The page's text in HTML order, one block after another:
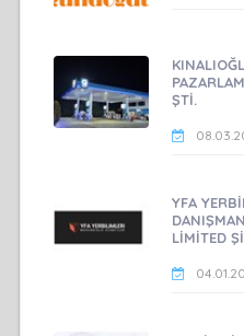
ŞTİ.
YFA
LİMİTED